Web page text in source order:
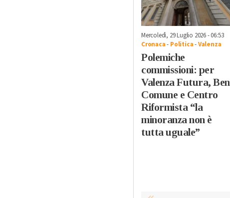
Mercoledì, 29 Luglio 2026 - 06:53
Cronaca- Politica-Valenza
Polemiche
commissioni: per
Valenza Futura,
Comune e Centro
Riformista “la
minoranza non è
tutta uguale”